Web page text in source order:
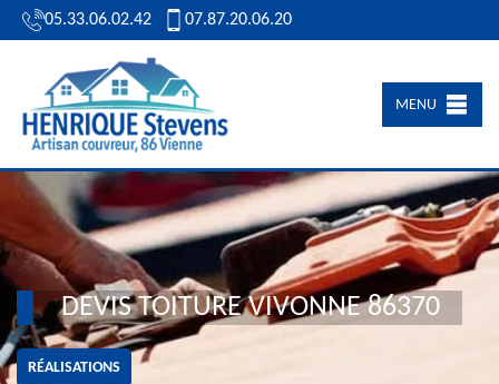
05.33.06.02.42 07.87.20.06.20
MENU
DEVIS TOITURE VIVONNE 86370
RÉALISATIONS